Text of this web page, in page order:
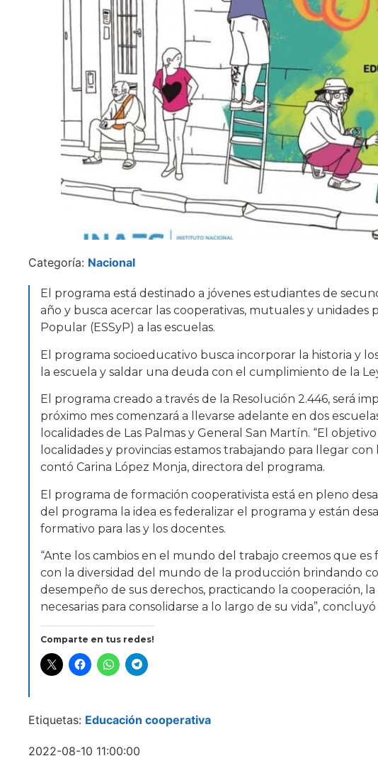
Categoría: Nacional
El programa está destinado a jóvenes estudiantes de
año y busca acercar las cooperativas, mutuales y unidades
Popular (ESSyP) a las escuelas.
El programa socioeducativo busca incorporar la historia y
la escuela y saldar una deuda con el cumplimiento de la
El programa creado a través de la Resolución 2.446, será
próximo mes comenzará a llevarse adelante en dos
localidades de Las Palmas y General San Martín. “El
localidades y provincias estamos trabajando para llegar
contó Carina López Monja, directora del programa.
El programa de formación cooperativista está en pleno
del programa la idea es federalizar el programa y están
formativo para las y los docentes.
“Ante los cambios en el mundo del trabajo creemos que
con la diversidad del mundo de la producción brindando
desempeño de sus derechos, practicando la cooperación,
necesarias para consolidarse a lo largo de su vida”,
Comparte en tus redes!
Etiquetas: Educación cooperativa
2022-08-10 11:00:00